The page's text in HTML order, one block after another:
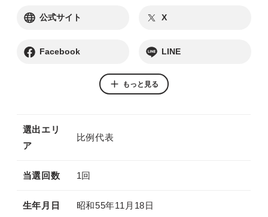
公式サイト
別ウィンドウリンク
X
Facebook
別ウィンドウリンク
LINE
別ウィンドウリンク
もっと見る
選出エリ
ア
比例代表
当選回数 1回
生年月日 昭和55年11月18日